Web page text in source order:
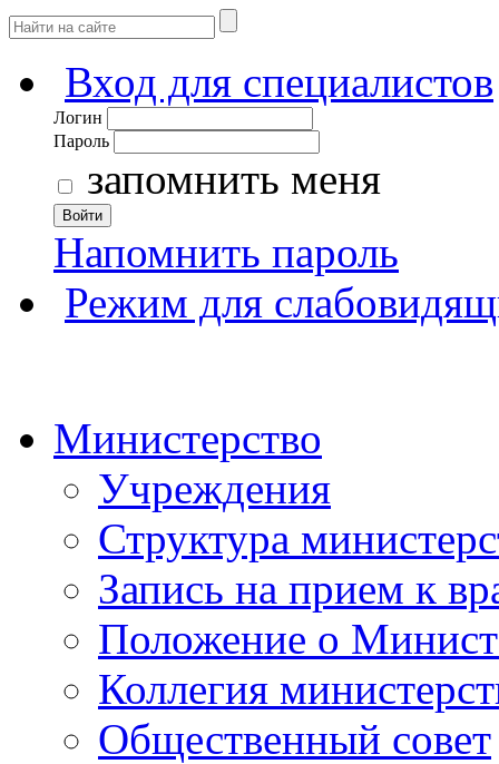
Вход для специалистов
Логин
Пароль
запомнить меня
Войти
Напомнить пароль
Режим для
Министерство
Учреждения
Структура
Запись на прием к
Положение о
Коллегия
Общественный совет